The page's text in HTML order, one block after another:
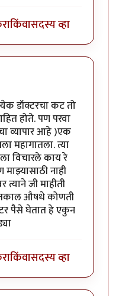
किंवासदस्य व्हा
डॉक्टरचा कट तो
होते. पण परवा
व्यापार आहे )एक
महागातला. त्या
विचारले काय रे
नाही
त्याने जी माहीती
औषधे कोणती
पैसे घेतात हे एकुन
किंवासदस्य व्हा